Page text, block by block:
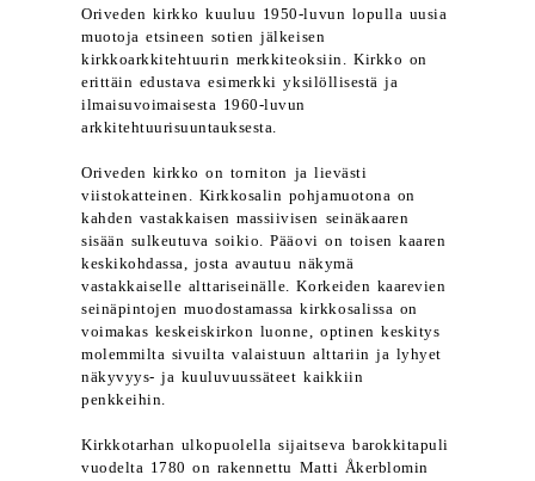
Oriveden kirkko kuuluu 1950-luvun lopulla uusia
muotoja etsineen sotien jälkeisen
kirkkoarkkitehtuurin merkkiteoksiin. Kirkko on
erittäin edustava esimerkki yksilöllisestä ja
ilmaisuvoimaisesta 1960-luvun
arkkitehtuurisuuntauksesta.
Oriveden kirkko on torniton ja lievästi
viistokatteinen. Kirkkosalin pohjamuotona on
kahden vastakkaisen massiivisen seinäkaaren
sisään sulkeutuva soikio. Pääovi on toisen kaaren
keskikohdassa, josta avautuu näkymä
vastakkaiselle alttariseinälle. Korkeiden kaarevien
seinäpintojen muodostamassa kirkkosalissa on
voimakas keskeiskirkon luonne, optinen keskitys
molemmilta sivuilta valaistuun alttariin ja lyhyet
näkyvyys- ja kuuluvuussäteet kaikkiin
penkkeihin.
Kirkkotarhan ulkopuolella sijaitseva barokkitapuli
vuodelta 1780 on rakennettu Matti Åkerblomin